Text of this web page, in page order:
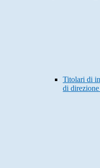
Titolari di
di